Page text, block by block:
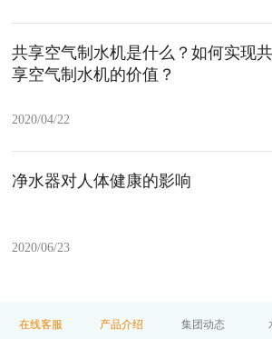
共享空气制水机是什么？如何实现共
享空气制水机的价值？
2020/04/22
净水器对人体健康的影响
2020/06/23
在线客服 产品介绍 集团动态